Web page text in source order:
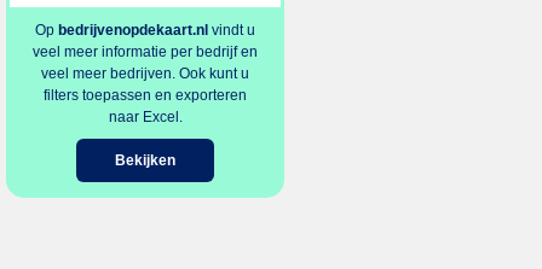
Op bedrijvenopdekaart.nl vindt u
veel meer informatie per bedrijf en
veel meer bedrijven. Ook kunt u
filters toepassen en exporteren
naar Excel.
Bekijken